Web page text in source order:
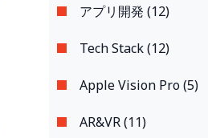
アプリ開発 (12)
Tech Stack (12)
Apple Vision Pro (5)
AR&VR (11)